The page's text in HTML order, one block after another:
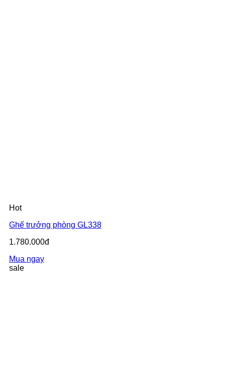
Hot
Ghế trưởng phòng GL338
1.780.000đ
Mua ngay
sale